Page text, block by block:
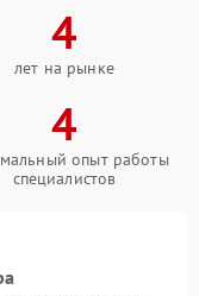
4
лет на рынке
4
опыт работы
специалистов